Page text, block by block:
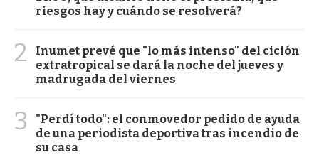
riesgos hay y cuándo se resolverá?
2
Inumet prevé que "lo más intenso" del ciclón
extratropical se dará la noche del jueves y
madrugada del viernes
3
"Perdí todo": el conmovedor pedido de ayuda
de una periodista deportiva tras incendio de
su casa